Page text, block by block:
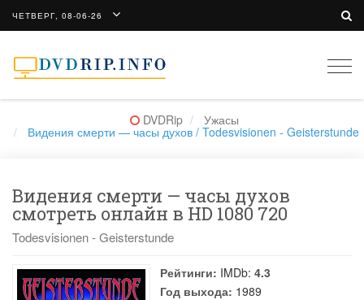
ЧЕТВЕРГ, 08-06-26
DVDRip Ужасы
Видения смерти — часы духов / Todesvisionen - Geisterstunde
Видения смерти — часы духов
смотреть онлайн в HD 1080 720
Todesvisionen - Geisterstunde
Рейтинги: IMDb: 4.3
Год выхода: 1989